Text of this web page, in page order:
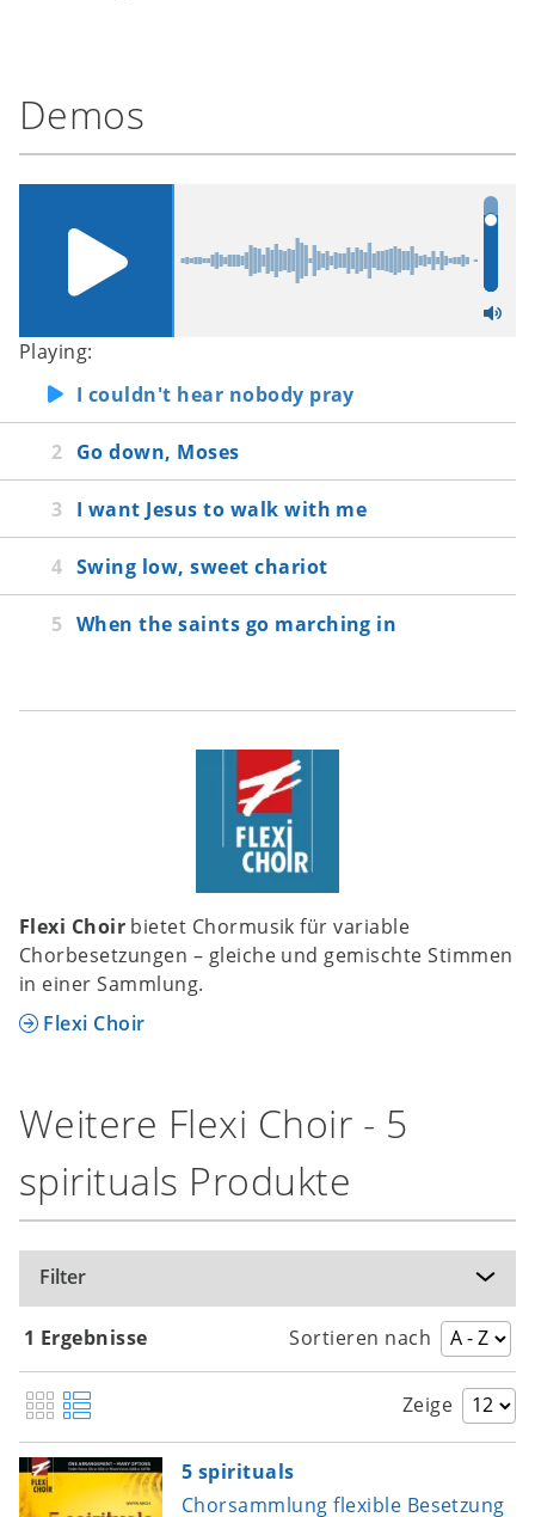
Demos
Playing:
I couldn't hear nobody pray
Go down, Moses
I want Jesus to walk with me
Swing low, sweet chariot
When the saints go marching in
Flexi Choir bietet Chormusik für variable
Chorbesetzungen – gleiche und gemischte Stimmen
in einer Sammlung.
Flexi Choir
Weitere Flexi Choir - 5
spirituals Produkte
Filter
1 Ergebnisse Sortieren nach
Zeige
5 spirituals
Chorsammlung flexible Besetzung